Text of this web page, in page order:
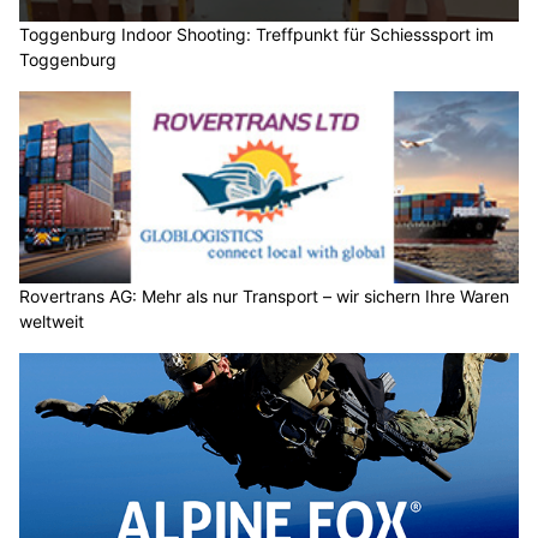
Toggenburg Indoor Shooting: Treffpunkt für Schiesssport im
Toggenburg
Rovertrans AG: Mehr als nur Transport – wir sichern Ihre Waren
weltweit